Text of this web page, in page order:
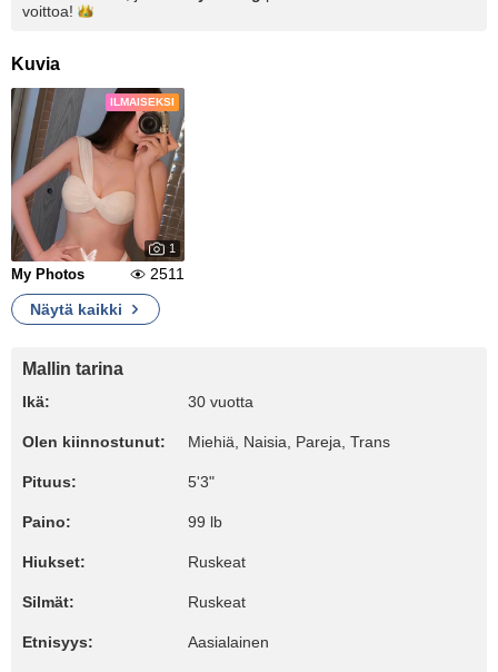
voittoa!
Kuvia
ILMAISEKSI
1
My Photos
2511
Näytä kaikki
Mallin tarina
Ikä: 30 vuotta
Olen kiinnostunut: Miehiä, Naisia, Pareja, Trans
Pituus: 5'3"
Paino: 99 lb
Hiukset: Ruskeat
Silmät: Ruskeat
Etnisyys: Aasialainen